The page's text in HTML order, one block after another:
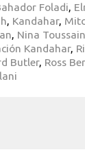
Foladi,
, Kandahar,
, Nina
Kandahar,
Butler, Ross